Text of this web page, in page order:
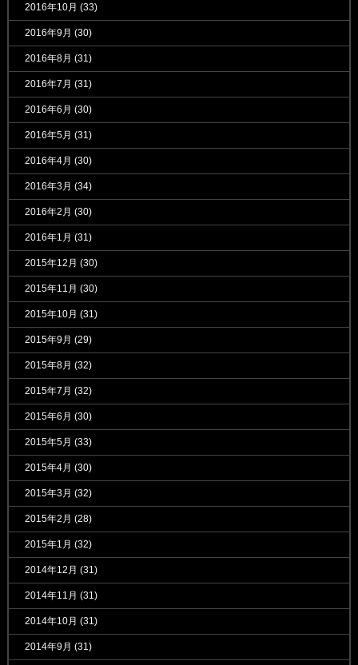
2016年10月 (33)
2016年9月 (30)
2016年8月 (31)
2016年7月 (31)
2016年6月 (30)
2016年5月 (31)
2016年4月 (30)
2016年3月 (34)
2016年2月 (30)
2016年1月 (31)
2015年12月 (30)
2015年11月 (30)
2015年10月 (31)
2015年9月 (29)
2015年8月 (32)
2015年7月 (32)
2015年6月 (30)
2015年5月 (33)
2015年4月 (30)
2015年3月 (32)
2015年2月 (28)
2015年1月 (32)
2014年12月 (31)
2014年11月 (31)
2014年10月 (31)
2014年9月 (31)